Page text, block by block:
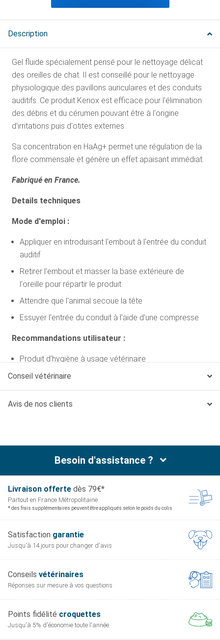
Description
Gel fluide spécialement pensé pour le nettoyage délicat
des oreilles de chat. Il est conseillé pour le nettoyage
physiologique des pavillons auriculaires et des conduits
auditifs. Ce produit Keriox est efficace pour l'élimination
des débris et du cérumen pouvant être à l'origine
d'irritations puis d'otites externes.
Sa concentration en HaAg+ permet une régulation de la
flore commensale et génère un effet apaisant immédiat.
Fabriqué en France.
Details techniques
Mode d'emploi :
Appliquer en introduisant l'embout à l'entrée du conduit
auditif
Retirer l'embout et masser la base extérieure de
l'oreille pour répartir le produit
Attendre que l'animal secoue la tête
Essuyer l'entrée du conduit à l'aide d'une compresse
Recommandations utilisateur :
Produit d'hygiène à usage vétérinaire
Ne pas avaler
Eviter le contact avec les yeux. En cas de contact
avec les yeux, rincer abondamment à l'eau claire
Aqua (water), glycerin, pentylene glycol, polysorbate 80,
phenoxyethanol, acrylates/c10-30 alkyl, acrylate
hydrolyzed hyaluronic, acid, ci 77820 (silver).
Conseil vétérinaire
Avis de nos clients
Besoin d'assistance ?
Livraison offerte dès 79€*
Partout en France Métropolitaine
* des frais supplémentaires peuvent être appliqués selon le poids du colis
Satisfaction garantie
Jusqu'à 14 jours pour changer d'avis
Conseils vétérinaires
Réponses sur mesure à vos questions
Points fidélité croquettes
Jusqu'à 5% d'économie toute l'année